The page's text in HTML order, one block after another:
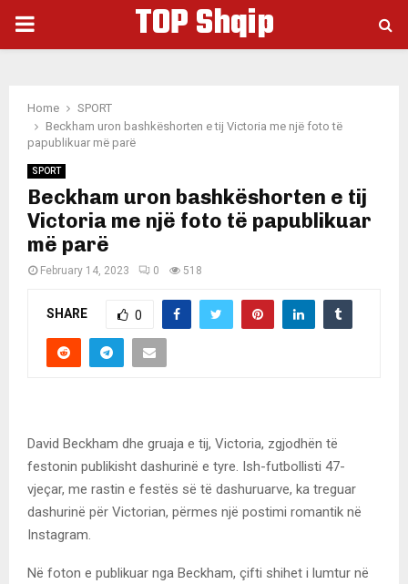
PRIMARY
TOP Shqip
Home
SPORT
Beckham uron bashkëshorten e tij Victoria me një foto të
papublikuar më parë
SPORT
Beckham uron bashkëshorten e tij
Victoria me një foto të papublikuar
më parë
February 14, 2023 0 518
SHARE 0
David Beckham dhe gruaja e tij, Victoria, zgjodhën të
festonin publikisht dashurinë e tyre. Ish-futbollisti 47-
vjeçar, me rastin e festës së të dashuruarve, ka treguar
dashurinë për Victorian, përmes një postimi romantik në
Instagram.
Në foton e publikuar nga Beckham, çifti shihet i lumtur në